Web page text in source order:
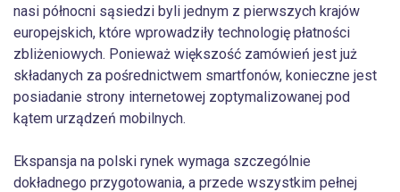
nasi północni sąsiedzi byli jednym z pierwszych krajów
europejskich, które wprowadziły technologię płatności
zbliżeniowych. Ponieważ większość zamówień jest już
składanych za pośrednictwem smartfonów, konieczne jest
posiadanie strony internetowej zoptymalizowanej pod
kątem urządzeń mobilnych.
Ekspansja na polski rynek wymaga szczególnie
dokładnego przygotowania, a przede wszystkim pełnej